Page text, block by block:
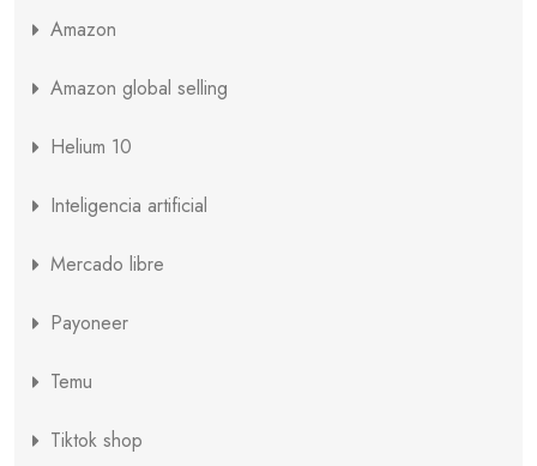
Amazon
Amazon global selling
Helium 10
Inteligencia artificial
Mercado libre
Payoneer
Temu
Tiktok shop